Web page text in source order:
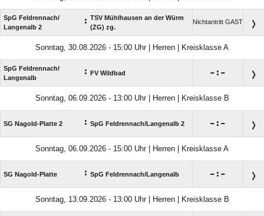
SpG Feldrennach/​
Langenalb 2
: TSV Mühlhausen an der Würm
(ZG) zg.
Nichtantritt GAST
Sonntag, 30.08.2026 - 15:00 Uhr | Herren | Kreisklasse A
SpG Feldrennach/​
Langenalb
: FV Wildbad  : 
Sonntag, 06.09.2026 - 13:00 Uhr | Herren | Kreisklasse B
SG Nagold-Platte 2 : SpG Feldrennach/​Langenalb 2  : 
Sonntag, 06.09.2026 - 15:00 Uhr | Herren | Kreisklasse A
SG Nagold-Platte : SpG Feldrennach/​Langenalb  : 
Sonntag, 13.09.2026 - 13:00 Uhr | Herren | Kreisklasse B